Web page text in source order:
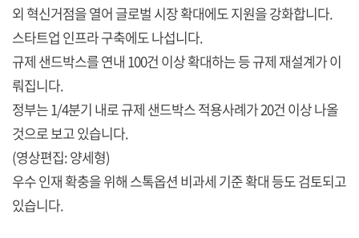
외 혁신거점을 열어 글로벌 시장 확대에도 지원을 강화합니다.
스타트업 인프라 구축에도 나섭니다.
규제 샌드박스를 연내 100건 이상 확대하는 등 규제 재설계가 이
뤄집니다.
정부는 1/4분기 내로 규제 샌드박스 적용사례가 20건 이상 나올
것으로 보고 있습니다.
(영상편집: 양세형)
우수 인재 확충을 위해 스톡옵션 비과세 기준 확대 등도 검토되고
있습니다.